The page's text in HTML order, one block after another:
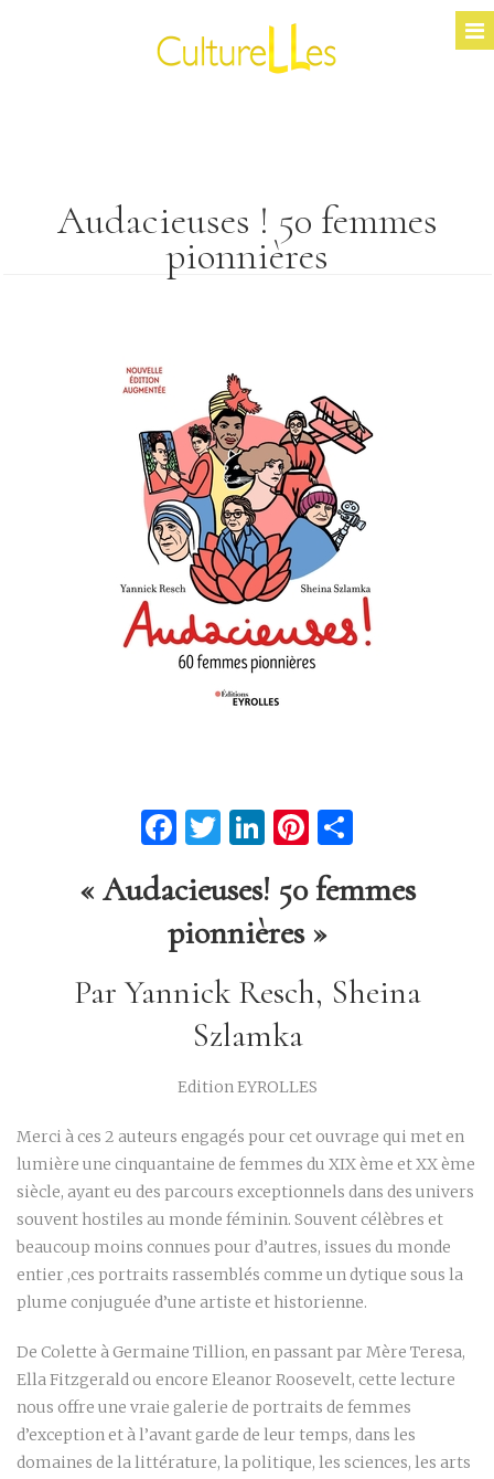
Audacieuses ! 50 femmes
pionnières
Facebook
Twitter
LinkedIn
Pinterest
« Audacieuses! 50 femmes
pionnières »
Par Yannick Resch, Sheina
Szlamka
Edition EYROLLES
Merci à ces 2 auteurs engagés pour cet ouvrage qui met en
lumière une cinquantaine de femmes du XIX ème et XX ème
siècle, ayant eu des parcours exceptionnels dans des univers
souvent hostiles au monde féminin. Souvent célèbres et
beaucoup moins connues pour d’autres, issues du monde
entier ,ces portraits rassemblés comme un dytique sous la
plume conjuguée d’une artiste et historienne.
De Colette à Germaine Tillion, en passant par Mère Teresa,
Ella Fitzgerald ou encore Eleanor Roosevelt, cette lecture
nous offre une vraie galerie de portraits de femmes
d’exception et à l’avant garde de leur temps, dans les
domaines de la littérature, la politique, les sciences, les arts